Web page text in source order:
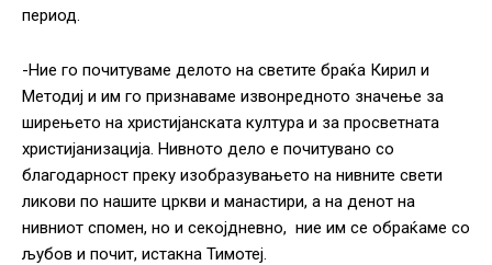
период.
-Ние го почитуваме делото на светите браќа Кирил и
Методиј и им го признаваме извонредното значење за
ширењето на христијанската култура и за просветната
христијанизација. Нивното дело е почитувано со
благодарност преку изобразувањето на нивните свети
ликови по нашите цркви и манастири, а на денот на
нивниот спомен, но и секојдневно, ние им се обраќаме со
љубов и почит, истакна Тимотеј.